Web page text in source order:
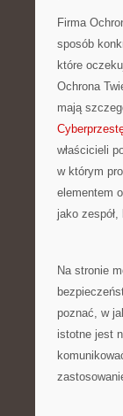
Firma
sposób
które
Ochrona
mają
właścicieli
w którym
elementem
jako
Na stronie
poznać, w
istotne jest